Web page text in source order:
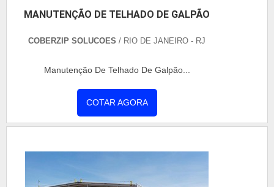
MANUTENÇÃO DE TELHADO DE GALPÃO
COBERZIP SOLUCOES / RIO DE JANEIRO - RJ
Manutenção De Telhado De Galpão...
COTAR AGORA